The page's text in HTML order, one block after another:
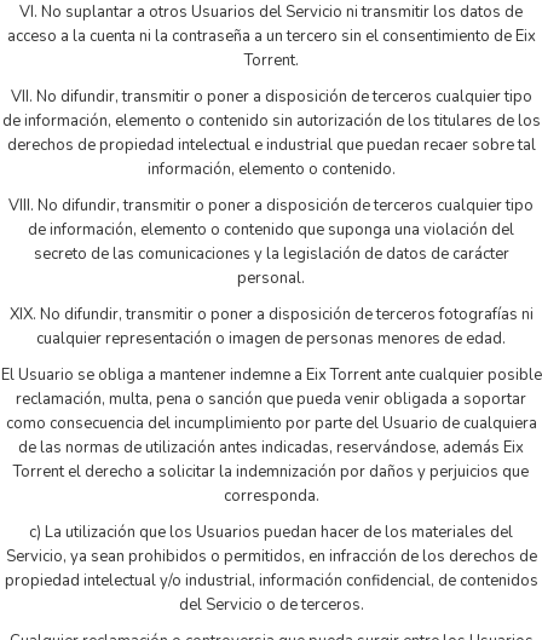
VI. No suplantar a otros Usuarios del Servicio ni transmitir los datos de
acceso a la cuenta ni la contraseña a un tercero sin el consentimiento de Eix
Torrent.
VII. No difundir, transmitir o poner a disposición de terceros cualquier tipo
de información, elemento o contenido sin autorización de los titulares de los
derechos de propiedad intelectual e industrial que puedan recaer sobre tal
información, elemento o contenido.
VIII. No difundir, transmitir o poner a disposición de terceros cualquier tipo
de información, elemento o contenido que suponga una violación del
secreto de las comunicaciones y la legislación de datos de carácter
personal.
XIX. No difundir, transmitir o poner a disposición de terceros fotografías ni
cualquier representación o imagen de personas menores de edad.
El Usuario se obliga a mantener indemne a Eix Torrent ante cualquier posible
reclamación, multa, pena o sanción que pueda venir obligada a soportar
como consecuencia del incumplimiento por parte del Usuario de cualquiera
de las normas de utilización antes indicadas, reservándose, además Eix
Torrent el derecho a solicitar la indemnización por daños y perjuicios que
corresponda.
c) La utilización que los Usuarios puedan hacer de los materiales del
Servicio, ya sean prohibidos o permitidos, en infracción de los derechos de
propiedad intelectual y/o industrial, información confidencial, de contenidos
del Servicio o de terceros.